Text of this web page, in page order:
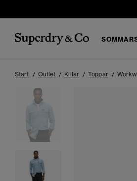
Start Outlet Killar Toppar